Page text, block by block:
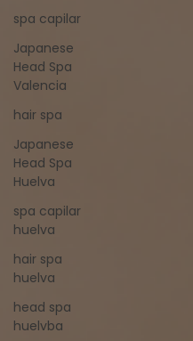
spa capilar
Japanese
Head Spa
Valencia
hair spa
Japanese
Head Spa
Huelva
spa capilar
huelva
hair spa
huelva
head spa
huelvba